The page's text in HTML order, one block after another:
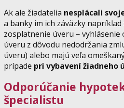
Ak ale žiadatelia nesplácali
a banky im ich záväzky napríklad
zosplatnenie úveru –
úveru z dôvodu nedodržania
úveru) alebo majú veľa
prípade pri vybavení žiadneho
Odporúčanie
špecialistu